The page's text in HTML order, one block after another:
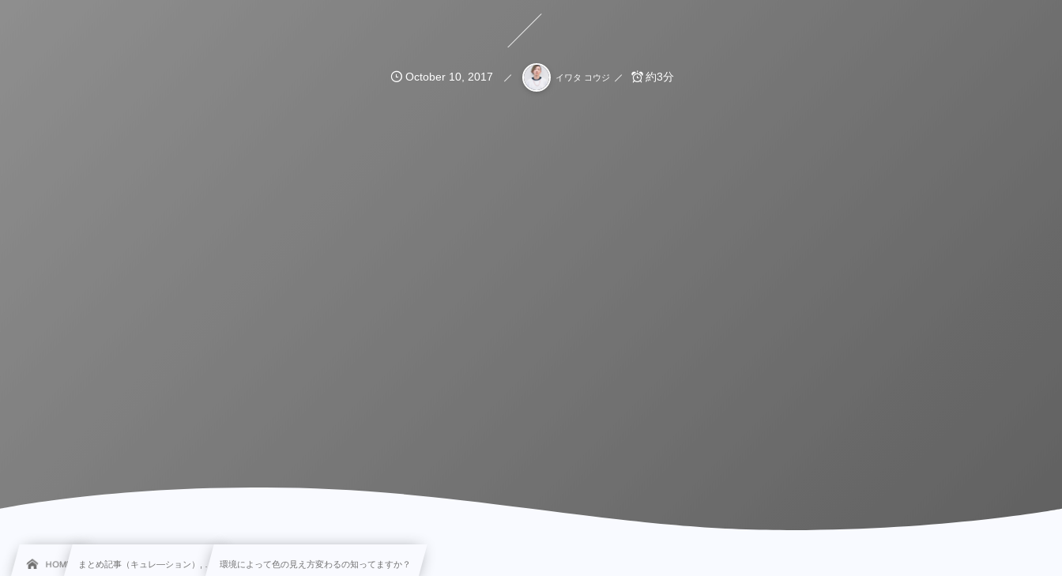
October 10, 2017 イワタ コウジ 約3分
HOME まとめ記事（キュレ―ション）, … 環境によって色の見え方変わるの知ってますか？